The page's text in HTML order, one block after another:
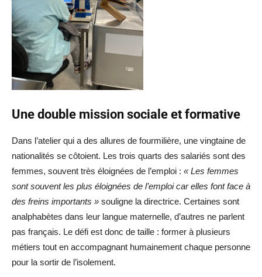
Une double mission sociale et formative
Dans l’atelier qui a des allures de fourmilière, une vingtaine de
nationalités se côtoient. Les trois quarts des salariés sont des
femmes, souvent très éloignées de l’emploi : « Les femmes
sont souvent les plus éloignées de l’emploi car elles font face à
des freins importants » souligne la directrice. Certaines sont
analphabètes dans leur langue maternelle, d’autres ne parlent
pas français. Le défi est donc de taille : former à plusieurs
métiers tout en accompagnant humainement chaque personne
pour la sortir de l’isolement.